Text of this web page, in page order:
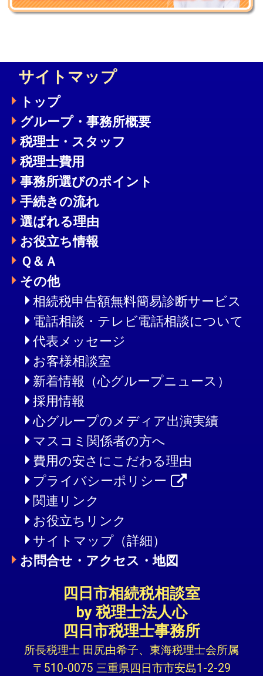
サイトマップ
トップ
グループ・事務所概要
税理士・スタッフ
税理士費用
事務所選びのポイント
手続きの流れ
選ばれる理由
お役立ち情報
Ｑ＆Ａ
その他
相続税申告額無料簡易診断サービス
電話相談・テレビ電話相談について
代表メッセージ
お客様相談室
新着情報（心グループニュース）
採用情報
心グループのメディア出演実績
マスコミ関係者の方へ
費用の安さにこだわる理由
プライバシーポリシー
関連リンク
お役立ちリンク
サイトマップ（詳細）
お問合せ・アクセス・地図
四日市相続税相談室
by 税理士法人心
四日市税理士事務所
所長税理士 田尻由希子、東海税理士会所属
〒510-0075 三重県四日市市安島1-2-29